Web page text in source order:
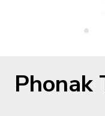
Phonak